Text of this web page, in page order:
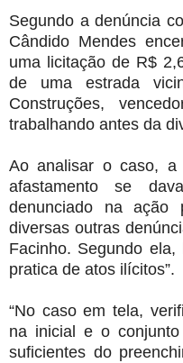
Segundo a denúncia
Cândido Mendes
uma licitação de R$
de uma estrada
Construções,
trabalhando antes da
Ao analisar o caso, a
afastamento se
denunciado na ação
diversas outras
Facinho. Segundo
pratica de atos ilícitos”.
“No caso em tela,
na inicial e o
suficientes do